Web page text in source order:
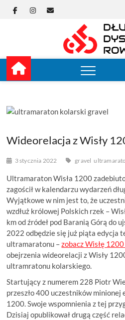
Facebook
Instagram
E-
Wideorelacja z Wisły
3 stycznia 2022 gravel
Ultramaraton Wisła 1200
zagościł w kalendarzu wydarzeń
Wyjątkowe w nim jest to, że
wzdłuż królowej Polskich rzek –
km od źródeł pod Baranią Górą do
2022 odbędzie się już piąta edycja
ultramaratonu –zobacz Wisłę
obejrzenia wideorelacji z Wisły
ultramratonu kolarskiego.
Startujący z numerem 228 Piotr
przeszło 400 uczestników
1200. Swoje wspomnienia z tej
Dzisiaj opublikował drugą część